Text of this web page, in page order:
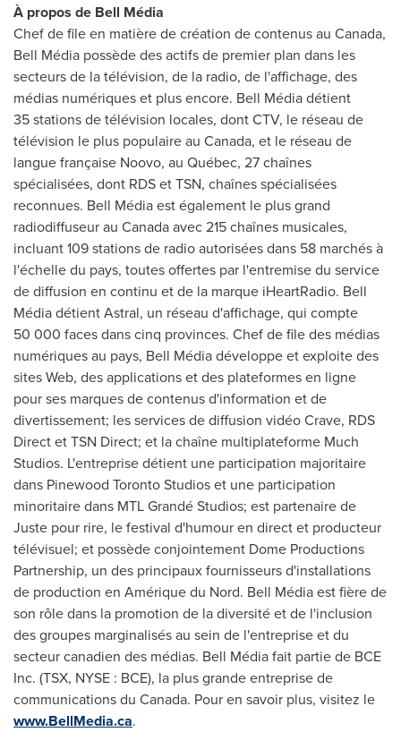
À propos de Bell Média
Chef de file en matière de création de contenus au Canada,
Bell Média possède des actifs de premier plan dans les
secteurs de la télévision, de la radio, de l'affichage, des
médias numériques et plus encore. Bell Média détient
35 stations de télévision locales, dont CTV, le réseau de
télévision le plus populaire au Canada, et le réseau de
langue française Noovo, au Québec, 27 chaînes
spécialisées, dont RDS et TSN, chaînes spécialisées
reconnues. Bell Média est également le plus grand
radiodiffuseur au Canadaavec 215 chaînes musicales,
incluant 109 stations de radio autorisées dans 58 marchés à
l'échelle du pays, toutes offertes par l'entremise du service
de diffusion en continu et de la marque iHeartRadio. Bell
Média détient Astral, un réseau d'affichage, qui compte
50 000 faces dans cinq provinces. Chef de file des médias
numériques au pays, Bell Média développe et exploite des
sites Web, des applications et des plateformes en ligne
pour ses marques de contenus d'information et de
divertissement; les services de diffusion vidéo Crave, RDS
Direct et TSN Direct; et la chaîne multiplateforme Much
Studios. L'entreprise détient une participation majoritaire
dans Pinewood Toronto Studios et une participation
minoritaire dans MTL Grandé Studios; est partenaire de
Juste pour rire, le festival d'humour en direct et producteur
télévisuel; et possède conjointement Dome Productions
Partnership, un des principaux fournisseurs d'installations
de production en Amérique du Nord. Bell Média est fière de
son rôle dans la promotion de la diversité et de l'inclusion
des groupes marginalisés au sein de l'entreprise et du
secteur canadien des médias. Bell Média fait partie de BCE
Inc. (TSX, NYSE : BCE), la plus grande entreprise de
communications du Canada. Pour en savoir plus, visitez le
www.BellMedia.ca.